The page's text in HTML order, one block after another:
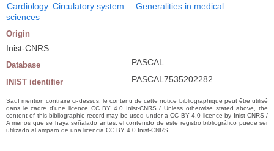
Cardiology. Circulatory system
Generalities in medical
sciences
Origin
Inist-CNRS
Database PASCAL
INIST identifier PASCAL7535202282
Sauf mention contraire ci-dessus, le contenu de cette notice bibliographique peut être utilisé
dans le cadre d’une licence CC BY 4.0 Inist-CNRS / Unless otherwise stated above, the
content of this bibliographic record may be used under a CC BY 4.0 licence by Inist-CNRS /
A menos que se haya señalado antes, el contenido de este registro bibliográfico puede ser
utilizado al amparo de una licencia CC BY 4.0 Inist-CNRS